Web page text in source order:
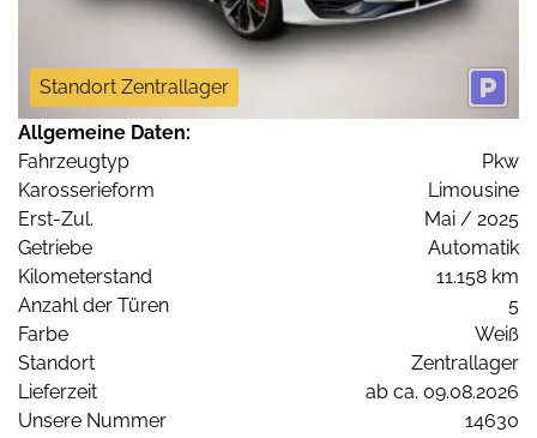
Standort Zentrallager
Allgemeine Daten:
Fahrzeugtyp
Pkw
Karosserieform
Limousine
Erst-Zul.
Mai / 2025
Getriebe
Automatik
Kilometerstand
11.158 km
Anzahl der Türen
5
Farbe
Weiß
Standort
Zentrallager
Lieferzeit
ab ca. 09.08.2026
Unsere Nummer
14630